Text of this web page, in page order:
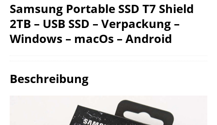
Samsung Portable SSD T7 Shield
2TB – USB SSD – Verpackung –
Windows – macOs – Android
Beschreibung